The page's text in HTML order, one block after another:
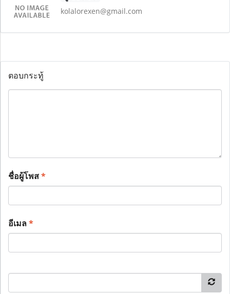
kolalorexen@gmail.com
ตอบกระทู้
ชื่อผู้โพส*
อีเมล*